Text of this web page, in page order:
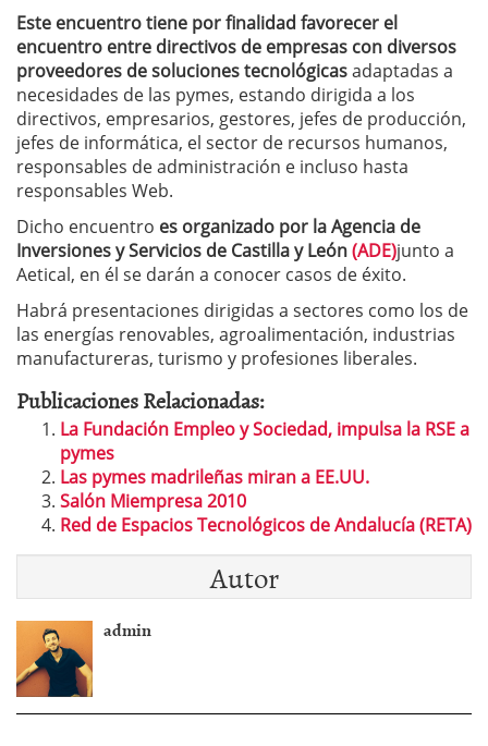
Este encuentro tiene por finalidad favorecer el
encuentro entre directivos de empresas con diversos
proveedores de soluciones tecnológicasadaptadas a
necesidades de las pymes, estando dirigida a los
directivos, empresarios, gestores, jefes de producción,
jefes de informática, el sector de recursos humanos,
responsables de administración e incluso hasta
responsables Web.
Dicho encuentro es organizado por la Agencia de
Inversiones y Servicios de Castilla y León(ADE)junto a
Aetical, en él se darán a conocer casos de éxito.
Habrá presentaciones dirigidas a sectores como los de
las energías renovables, agroalimentación, industrias
manufactureras, turismo y profesiones liberales.
Publicaciones Relacionadas:
La Fundación Empleo y Sociedad, impulsa la RSE a
pymes
Las pymes madrileñas miran a EE.UU.
Salón Miempresa 2010
Red de Espacios Tecnológicos de Andalucía (RETA)
Autor
admin